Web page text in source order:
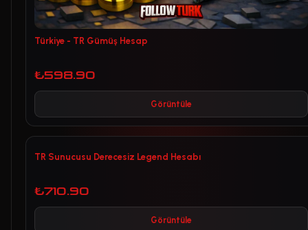
Türkiye - TR Gümüş Hesap
₺598.90
Görüntüle
TR Sunucusu Derecesiz Legend Hesabı
₺710.90
Görüntüle